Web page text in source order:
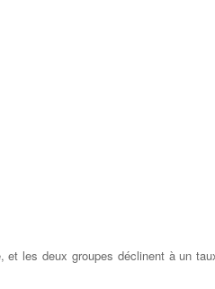
et les deux groupes déclinent à un